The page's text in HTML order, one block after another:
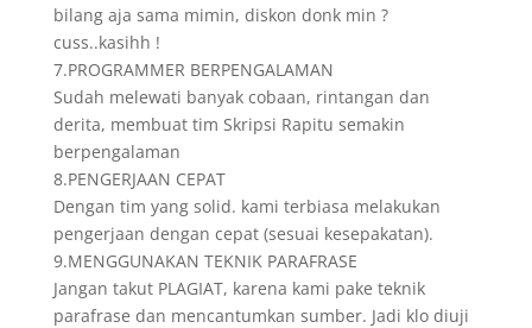
bilang aja sama mimin, diskon donk min ?
cuss..kasihh !
7.PROGRAMMER BERPENGALAMAN
Sudah melewati banyak cobaan, rintangan dan
derita, membuat tim Skripsi Rapitu semakin
berpengalaman
8.PENGERJAAN CEPAT
Dengan tim yang solid. kami terbiasa melakukan
pengerjaan dengan cepat (sesuai kesepakatan).
9.MENGGUNAKAN TEKNIK PARAFRASE
Jangan takut PLAGIAT, karena kami pake teknik
parafrase dan mencantumkan sumber. Jadi klo diuji